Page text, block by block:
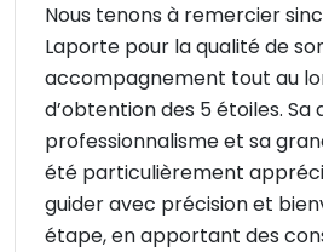
Nous tenons à remercier
Laporte pour la qualité de
accompagnement tout au
d’obtention des 5 étoiles. Sa
professionnalisme et sa
été particulièrement
guider avec précision et
étape, en apportant des